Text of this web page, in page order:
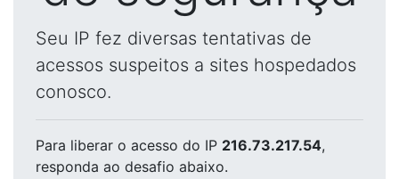
Seu IP fez diversas tentativas de
acessos suspeitos a sites hospedados
conosco.
Para liberar o acesso do IP 216.73.217.54,
responda ao desafio abaixo.